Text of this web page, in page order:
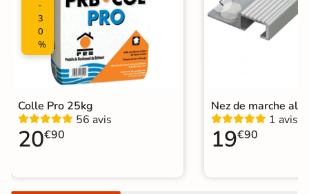
-
3
0
%
Colle Pro 25kg
56 avis
20€90
Nez de marche
1 avis
19€90